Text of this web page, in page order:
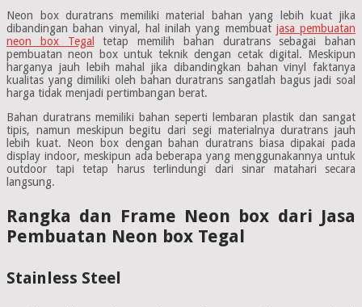
Neon box duratrans memiliki material bahan yang lebih kuat jika
dibandingan bahan vinyal, hal inilah yang membuat jasa pembuatan
neon box Tegal
tetap memilih bahan duratrans sebagai bahan
pembuatan neon box untuk teknik dengan cetak digital. Meskipun
harganya jauh lebih mahal jika dibandingkan bahan vinyl faktanya
kualitas yang dimiliki oleh bahan duratrans sangatlah bagus jadi soal
harga tidak menjadi pertimbangan berat.
Bahan duratrans memiliki bahan seperti lembaran plastik dan sangat
tipis, namun meskipun begitu dari segi materialnya duratrans jauh
lebih kuat. Neon box dengan bahan duratrans biasa dipakai pada
display indoor, meskipun ada beberapa yang menggunakannya untuk
outdoor tapi tetap harus terlindungi dari sinar matahari secara
langsung.
Rangka dan Frame Neon box dari Jasa
Pembuatan Neon box Tegal
Stainless Steel